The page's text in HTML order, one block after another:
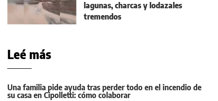
lagunas, charcas y lodazales
tremendos
Leé más
Una familia pide ayuda tras perder todo en el incendio de
su casa en Cipolletti: cómo colaborar